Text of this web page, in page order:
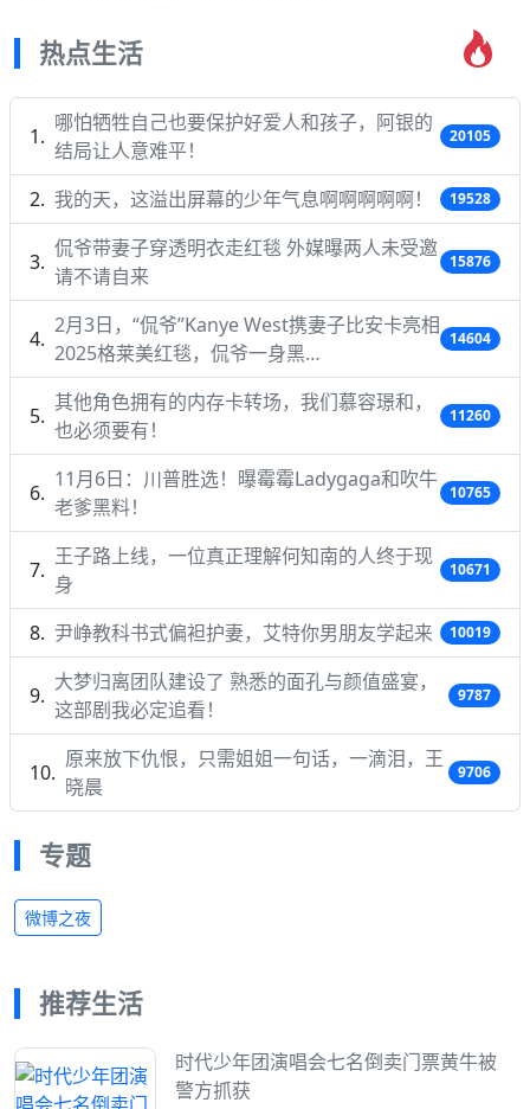
热点生活
哪怕牺牲自己也要保护好爱人和孩子，阿银的
结局让人意难平！
20105
我的天，这溢出屏幕的少年气息啊啊啊啊啊！ 19528
侃爷带妻子穿透明衣走红毯 外媒曝两人未受邀
请不请自来
15876
2月3日，“侃爷”Kanye West携妻子比安卡亮相
2025格莱美红毯，侃爷一身黑…
14604
其他角色拥有的内存卡转场，我们慕容璟和，
也必须要有！
11260
11月6日：川普胜选！曝霉霉Ladygaga和吹牛
老爹黑料！
10765
王子路上线，一位真正理解何知南的人终于现
身
10671
尹峥教科书式偏袒护妻，艾特你男朋友学起来 10019
大梦归离团队建设了 熟悉的面孔与颜值盛宴，
这部剧我必定追看！
9787
原来放下仇恨，只需姐姐一句话，一滴泪，王
晓晨
9706
专题
微博之夜
推荐生活
时代少年团演唱会七名倒卖门票黄牛被
警方抓获